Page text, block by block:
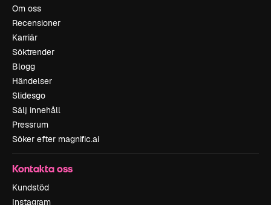
Om oss
Recensioner
Karriär
Söktrender
Blogg
Händelser
Slidesgo
Sälj innehåll
Pressrum
Söker efter magnific.ai
Kontakta oss
Kundstöd
Instagram